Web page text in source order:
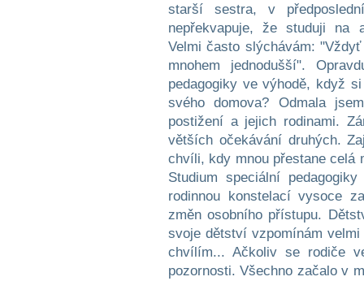
starší sestra, v
nepřekvapuje, že studuji na
Velmi často slýchávám:
mnohem jednodušší".
pedagogiky ve výhodě, když
svého domova? Odmala
postižení a jejich rodinami.
větších očekávání druhých.
chvíli, kdy mnou přestane celá
Studium speciální
rodinnou konstelací vysoce
změn osobního přístupu.
svoje dětství vzpomínám
chvílím... Ačkoliv se rodiče
pozornosti. Všechno začalo v